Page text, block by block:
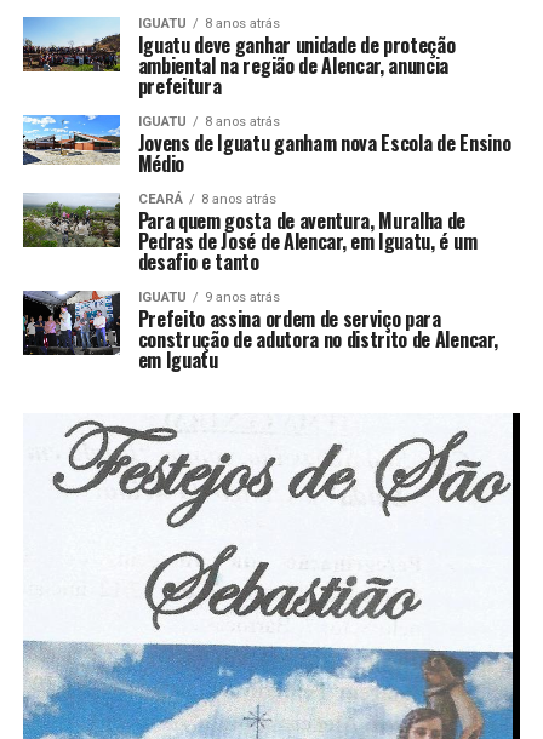
IGUATU 8 anos atrás
Iguatu deve ganhar unidade de proteção
ambiental na região de Alencar, anuncia
prefeitura
IGUATU 8 anos atrás
Jovens de Iguatu ganham nova Escola de Ensino
Médio
CEARÁ 8 anos atrás
Para quem gosta de aventura, Muralha de
Pedras de José de Alencar, em Iguatu, é um
desafio e tanto
IGUATU 9 anos atrás
Prefeito assina ordem de serviço para
construção de adutora no distrito de Alencar,
em Iguatu